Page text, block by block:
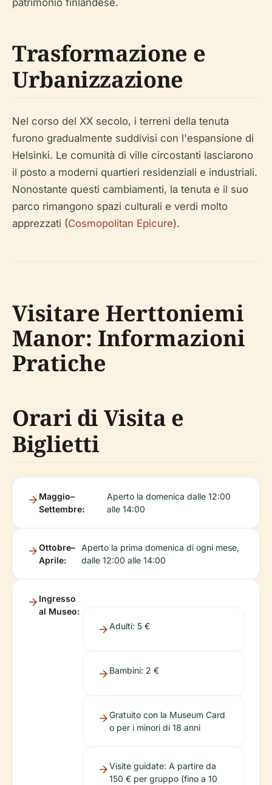
patrimonio finlandese.
Trasformazione e
Urbanizzazione
Nel corso del XX secolo, i terreni della tenuta
furono gradualmente suddivisi con l'espansione di
Helsinki. Le comunità di ville circostanti lasciarono
il posto a moderni quartieri residenziali e industriali.
Nonostante questi cambiamenti, la tenuta e il suo
parco rimangono spazi culturali e verdi molto
apprezzati (Cosmopolitan Epicure).
Visitare Herttoniemi
Manor: Informazioni
Pratiche
Orari di Visita e
Biglietti
Maggio–
Settembre:
Aperto la domenica dalle 12:00
alle 14:00
Ottobre–
Aprile:
Aperto la prima domenica di ogni mese,
dalle 12:00 alle 14:00
Ingresso
al Museo:
Adulti: 5 €
Bambini: 2 €
Gratuito con la Museum Card
o per i minori di 18 anni
Visite guidate: A partire da
150 € per gruppo (fino a 10